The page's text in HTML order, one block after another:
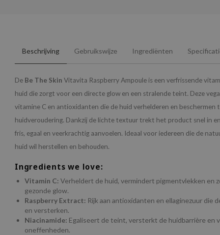
Beschrijving Gebruikswijze Ingrediënten
De Be The Skin Vitavita Raspberry Ampoule is een verfrissende
huid die zorgt voor een directe glow en een stralende teint. Deze
vitamine C en antioxidanten die de huid verhelderen en beschermen
huidveroudering. Dankzij de lichte textuur trekt het product snel in
fris, egaal en veerkrachtig aanvoelen. Ideaal voor iedereen die de
huid wil herstellen en behouden.
Ingredients we love:
Vitamin C: Verheldert de huid, vermindert pigmentvlekken en
gezonde glow.
Raspberry Extract: Rijk aan antioxidanten en ellaginezuur die
en versterken.
Niacinamide: Egaliseert de teint, versterkt de huidbarrière en
oneffenheden.